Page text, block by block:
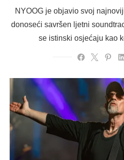
NYOOG je objavio svoj
donoseći savršen ljetni
se istinski osjećaju kao